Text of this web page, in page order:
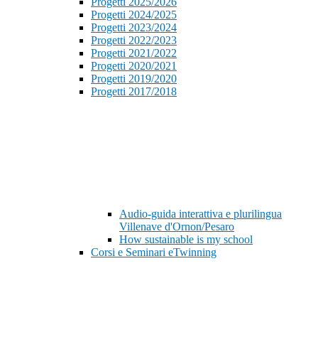
Progetti 2024/2025
Progetti 2023/2024
Progetti 2022/2023
Progetti 2021/2022
Progetti 2020/2021
Progetti 2019/2020
Progetti 2017/2018
Audio-guida interattiva e plurilingua
Villenave d'Ornon/Pesaro
How sustainable is my school
Corsi e Seminari eTwinning